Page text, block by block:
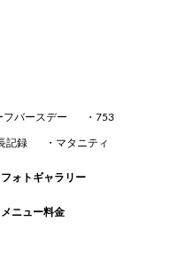
フバースデー 753
記録 マタニティ
フォトギャラリー
メニュー料金